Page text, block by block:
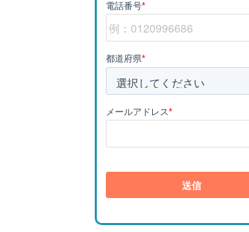
電話番号*
都道府県*
メールアドレス*